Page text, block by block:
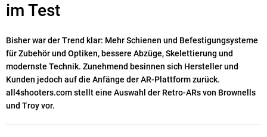
im Test
Bisher war der Trend klar: Mehr Schienen und Befestigungsysteme
für Zubehör und Optiken, bessere Abzüge, Skelettierung und
modernste Technik. Zunehmend besinnen sich Hersteller und
Kunden jedoch auf die Anfänge der AR-Plattform zurück.
all4shooters.com stellt eine Auswahl der Retro-ARs von Brownells
und Troy vor.